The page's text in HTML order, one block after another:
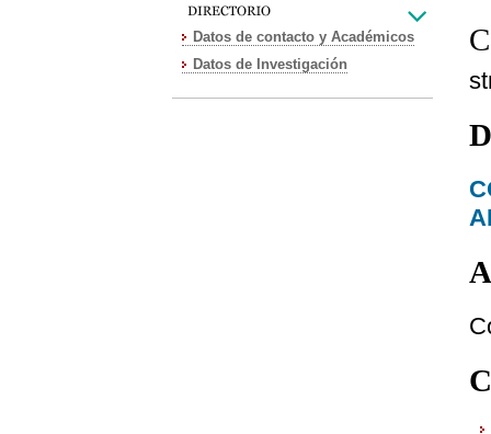
Datos de contacto y Académicos
Datos de Investigación